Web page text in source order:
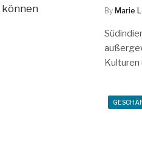
können
By Marie